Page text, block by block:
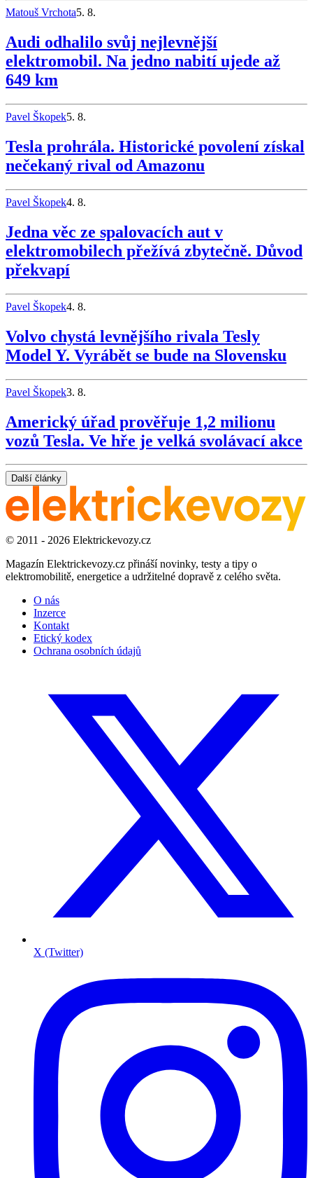
Matouš Vrchota5. 8.
Audi odhalilo svůj nejlevnější
elektromobil. Na jedno nabití ujede až
649 km
Pavel Škopek5. 8.
Tesla prohrála. Historické povolení získal
nečekaný rival od Amazonu
Pavel Škopek4. 8.
Jedna věc ze spalovacích aut v
elektromobilech přežívá zbytečně. Důvod
překvapí
Pavel Škopek4. 8.
Volvo chystá levnějšího rivala Tesly
Model Y. Vyrábět se bude na Slovensku
Pavel Škopek3. 8.
Americký úřad prověřuje 1,2 milionu
vozů Tesla. Ve hře je velká svolávací akce
Další články
© 2011 - 2026 Elektrickevozy.cz
Magazín Elektrickevozy.cz přináší novinky, testy a tipy o
elektromobilitě, energetice a udržitelné dopravě z celého světa.
O nás
Inzerce
Kontakt
Etický kodex
Ochrana osobních údajů
X (Twitter)